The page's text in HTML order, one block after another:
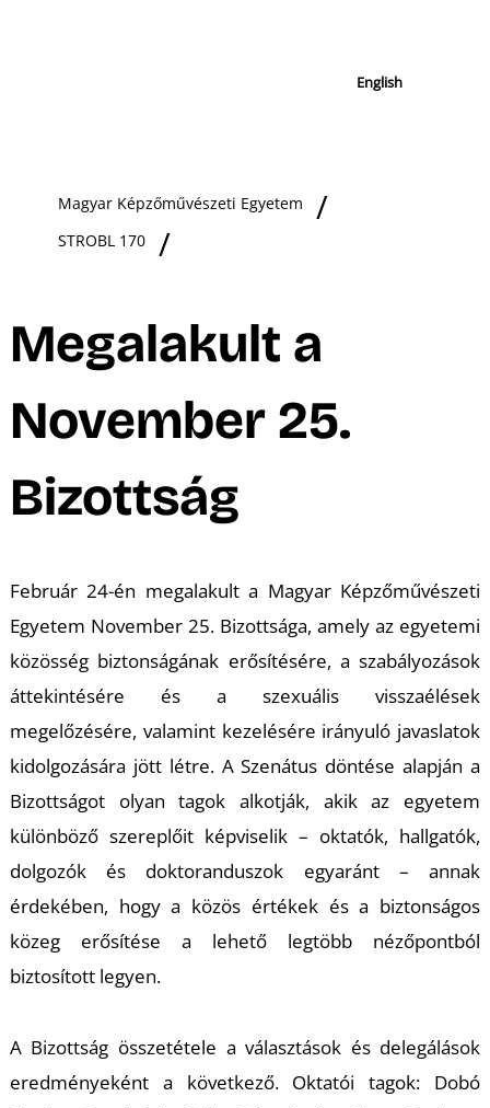
English
Magyar Képzőművészeti Egyetem
STROBL 170
Megalakult a
November 25.
Bizottság
Február 24-én megalakult a Magyar Képzőművészeti
Egyetem November 25. Bizottsága, amely az egyetemi
közösség biztonságának erősítésére, a szabályozások
áttekintésére és a szexuális visszaélések
megelőzésére, valamint kezelésére irányuló javaslatok
kidolgozására jött létre. A Szenátus döntése alapján a
Bizottságot olyan tagok alkotják, akik az egyetem
különböző szereplőit képviselik – oktatók, hallgatók,
dolgozók és doktoranduszok egyaránt – annak
érdekében, hogy a közös értékek és a biztonságos
közeg erősítése a lehető legtöbb nézőpontból
biztosított legyen.
A Bizottság összetétele a választások és delegálások
eredményeként a következő. Oktatói tagok: Dobó